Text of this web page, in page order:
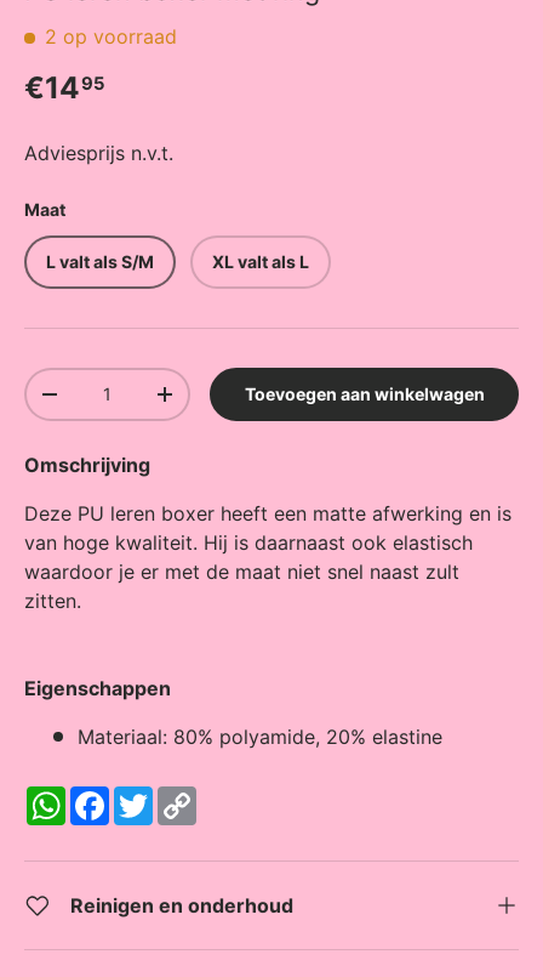
2 op voorraad
Reguliere prijs
€1495
Adviesprijs n.v.t.
Maat
L valt als S/M XL valt als L
Aantal
Verlaag de hoeveelheidVerhoog de hoeveelheid
Toevoegen aan winkelwagen
Omschrijving
Deze PU leren boxer heeft een matte afwerking en is
van hoge kwaliteit. Hij is daarnaast ook elastisch
waardoor je er met de maat niet snel naast zult
zitten.
Eigenschappen
Materiaal: 80% polyamide, 20% elastine
W
h
t
A
p
F
a
e
o
o
T
w
t
r
y
n
Reinigen en onderhoud